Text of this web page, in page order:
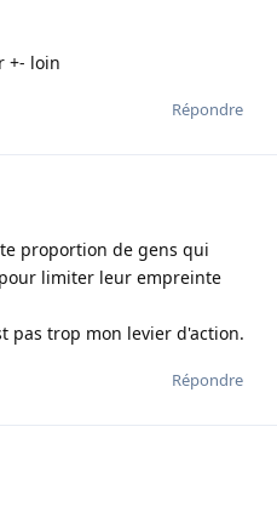
+- loin
Répondre
proportion de gens qui
limiter leur empreinte
pas trop mon levier d'action.
Répondre